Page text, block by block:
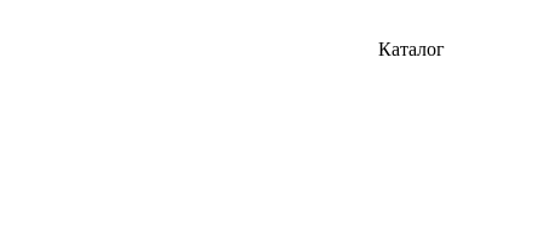
Каталог